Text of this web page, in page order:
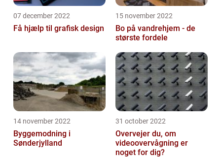
07 december 2022
Få hjælp til grafisk design
15 november 2022
Bo på vandrehjem - de
største fordele
14 november 2022
Byggemodning i
Sønderjylland
31 october 2022
Overvejer du, om
videoovervågning er
noget for dig?